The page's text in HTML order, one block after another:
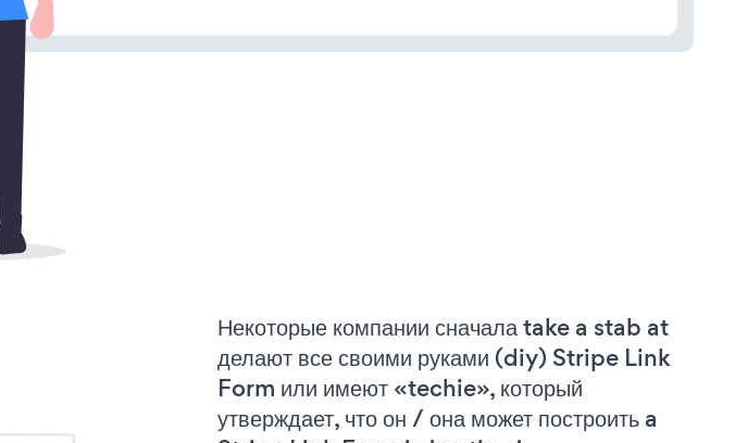
Некоторые компании сначала take a stab at
делают все своими руками (diy) Stripe Link
Form или имеют «techie», который
утверждает, что он / она может построить a